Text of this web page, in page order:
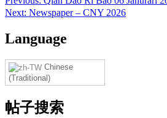
navigation
Next: Newspaper – CNY 2026
Language
Chinese
(Traditional)
帖子搜索